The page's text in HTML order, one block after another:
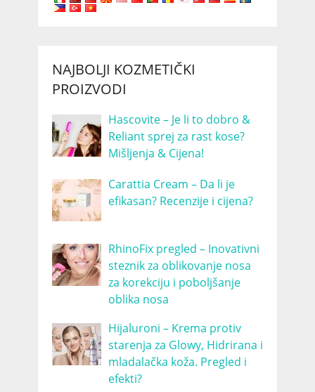
NAJBOLJI KOZMETIČKI
PROIZVODI
Hascovite – Je li to dobro &
Reliant sprej za rast kose?
Mišljenja & Cijena!
Carattia Cream – Da li je
efikasan? Recenzije i cijena?
RhinoFix pregled – Inovativni
steznik za oblikovanje nosa
za korekciju i poboljšanje
oblika nosa
Hijaluroni – Krema protiv
starenja za Glowy, Hidrirana i
mladalačka koža. Pregled i
efekti?